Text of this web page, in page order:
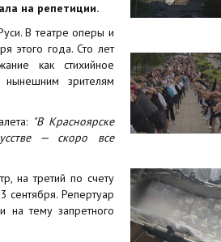
на репетиции.
В театре оперы и
этого года. Сто лет
как стихийное
зрителям
"В Красноярске
— скоро все
на третий по счету
сентября. Репертуар
на тему запретного